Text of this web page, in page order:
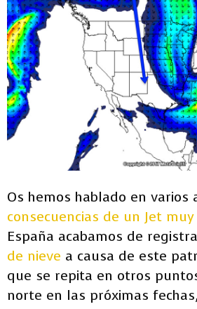
Os hemos hablado en
consecuencias de un Jet
España acabamos de
de nieve a causa de este
que se repita en otros
norte en las próximas